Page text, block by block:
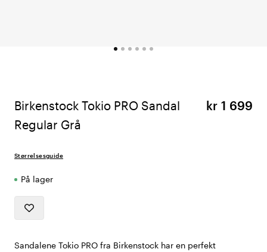
Birkenstock Tokio PRO Sandal
Regular Grå
kr 1 699
Størrelsesguide
På lager
Sandalene Tokio PRO fra Birkenstock har en perfekt